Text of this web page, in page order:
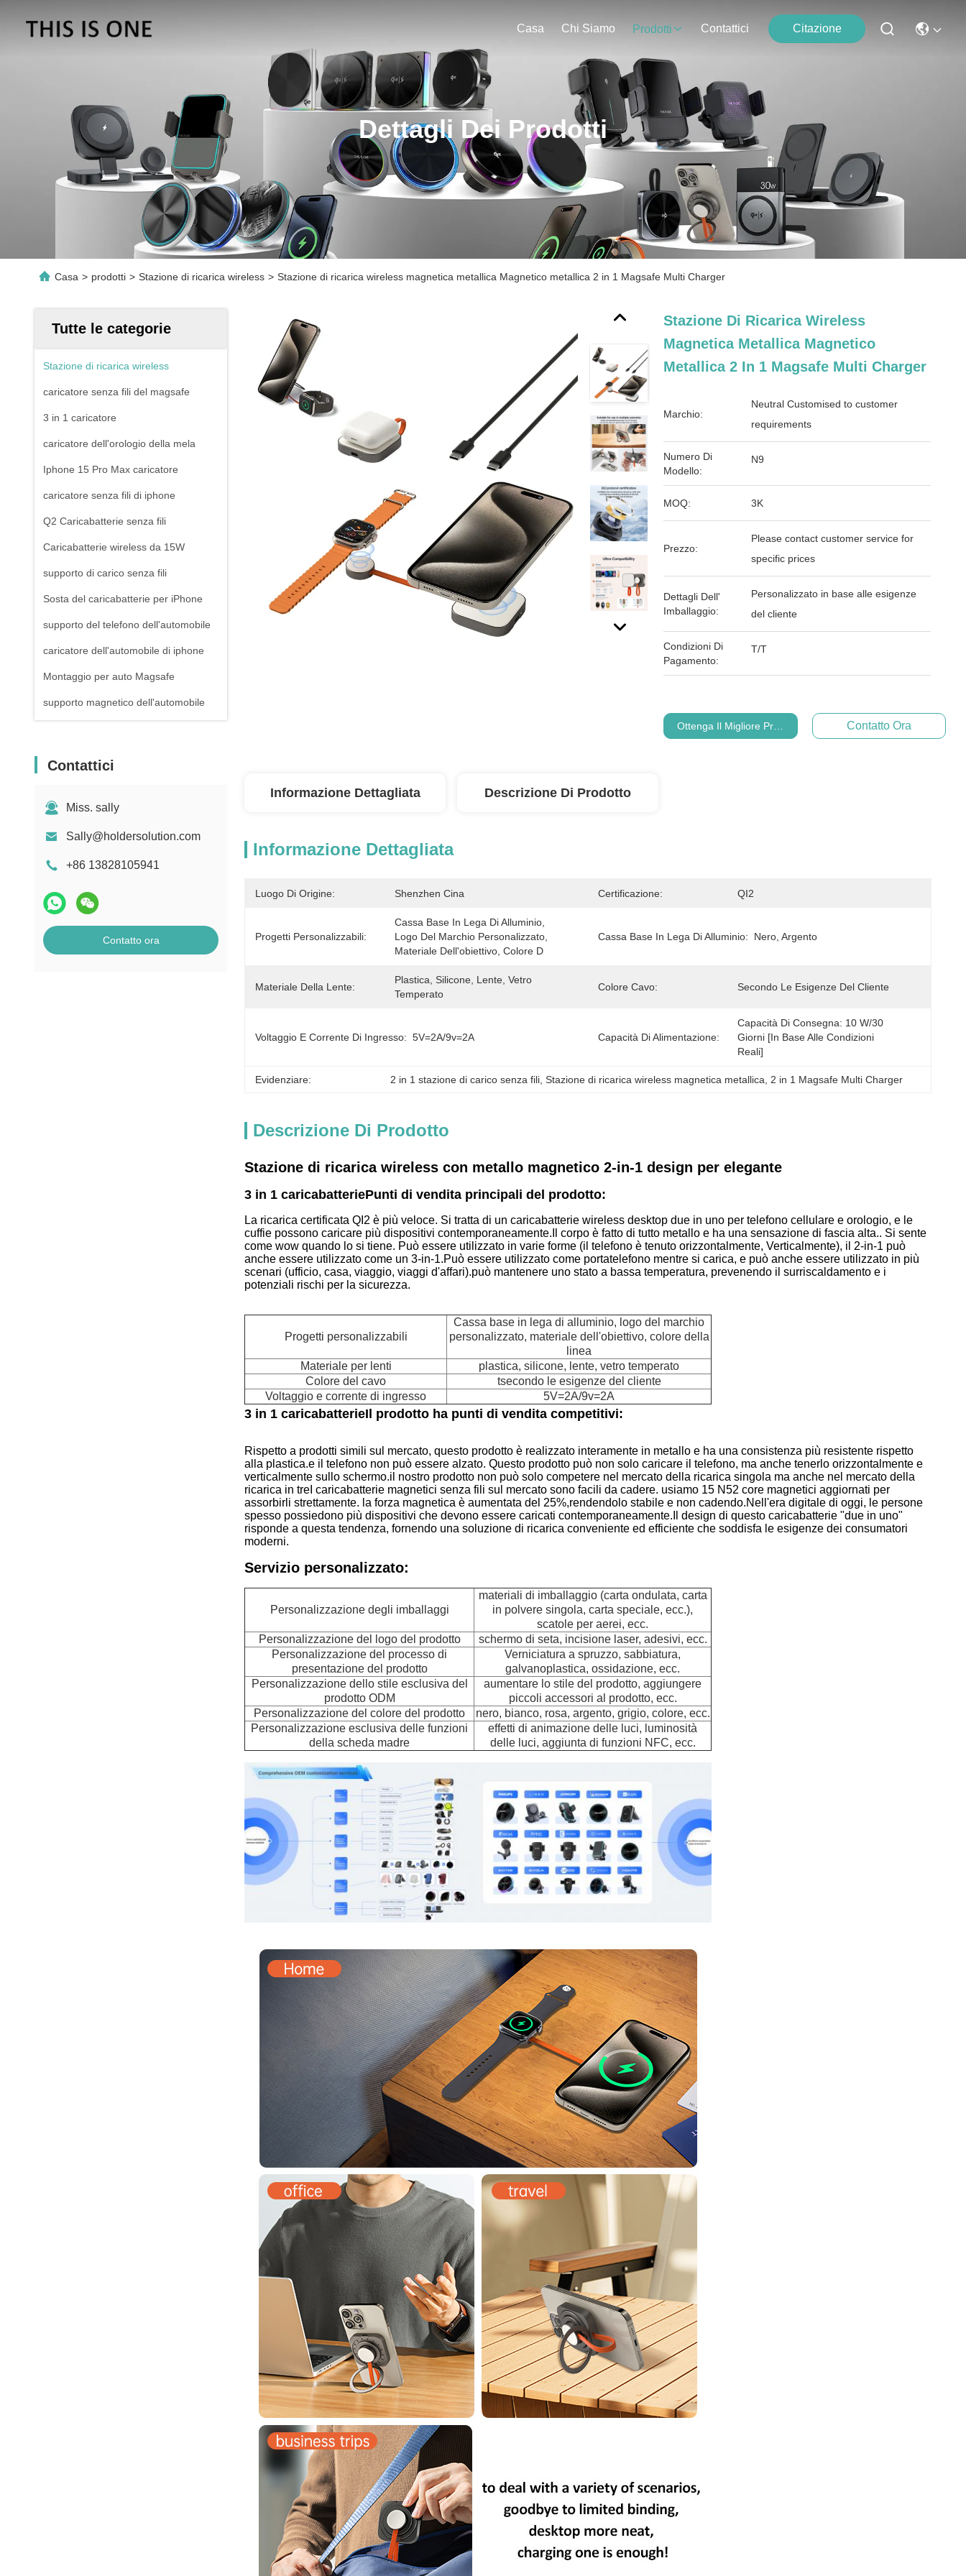
Casa Chi Siamo Prodotti Contattici Citazione
Dettagli Dei Prodotti
Casa > prodotti > Stazione di ricarica wireless > Stazione di ricarica wireless magnetica metallica Magnetico metallica 2 in 1 Magsafe Multi Charger
Tutte le categorie
Stazione di ricarica wireless
caricatore senza fili del magsafe
3 in 1 caricatore
caricatore dell'orologio della mela
Iphone 15 Pro Max caricatore
caricatore senza fili di iphone
Q2 Caricabatterie senza fili
Caricabatterie wireless da 15W
supporto di carico senza fili
Sosta del caricabatterie per iPhone
supporto del telefono dell'automobile
caricatore dell'automobile di iphone
Montaggio per auto Magsafe
supporto magnetico dell'automobile
Contattici
Miss. sally
Sally@holdersolution.com
+86 13828105941
Contatto ora
Stazione Di Ricarica Wireless
Magnetica Metallica Magnetico
Metallica 2 In 1 Magsafe Multi Charger
Marchio:
Neutral Customised to customer
requirements
Numero Di
Modello:
N9
MOQ: 3K
Prezzo:
Please contact customer service for
specific prices
Dettagli Dell'
Imballaggio:
Personalizzato in base alle esigenze
del cliente
Condizioni Di
Pagamento:
T/T
Ottenga Il Migliore Prezzo Contatto Ora
Informazione Dettagliata Descrizione Di Prodotto
Informazione Dettagliata
Luogo Di Origine: Shenzhen Cina Certificazione: QI2
Progetti Personalizzabili:
Cassa Base In Lega Di Alluminio,
Logo Del Marchio Personalizzato,
Materiale Dell'obiettivo, Colore D
Cassa Base In Lega Di Alluminio: Nero, Argento
Materiale Della Lente:
Plastica, Silicone, Lente, Vetro
Temperato
Colore Cavo: Secondo Le Esigenze Del Cliente
Voltaggio E Corrente Di Ingresso: 5V=2A/9v=2A Capacità Di Alimentazione:
Capacità Di Consegna: 10 W/30
Giorni [in Base Alle Condizioni
Reali]
Evidenziare: 2 in 1 stazione di carico senza fili , Stazione di ricarica wireless magnetica metallica 2 in 1 Magsafe Multi Charger
Descrizione Di Prodotto
Stazione di ricarica wireless con metallo magnetico 2-in-1 design per elegante
3 in 1 caricabatteriePunti di vendita principali del prodotto:
La ricarica certificata QI2 è più veloce. Si tratta di un caricabatterie wireless desktop due in uno per telefono cellulare e orologio, e le
cuffie possono caricare più dispositivi contemporaneamente.Il corpo è fatto di tutto metallo e ha una sensazione di fascia alta.. Si sente
come wow quando lo si tiene. Può essere utilizzato in varie forme (il telefono è tenuto orizzontalmente, Verticalmente), il 2-in-1 può
anche essere utilizzato come un 3-in-1.Può essere utilizzato come portatelefono mentre si carica, e può anche essere utilizzato in più
scenari (ufficio, casa, viaggio, viaggi d'affari).può mantenere uno stato a bassa temperatura, prevenendo il surriscaldamento e i
potenziali rischi per la sicurezza.
Progetti personalizzabili
Cassa base in lega di alluminio, logo del marchio
personalizzato, materiale dell'obiettivo, colore della
linea
Materiale per lenti
plastica, silicone, lente, vetro temperato
Colore del cavo
tsecondo le esigenze del cliente
Voltaggio e corrente di ingresso
5V=2A/9v=2A
3 in 1 caricabatterieIl prodotto ha punti di vendita competitivi:
Rispetto a prodotti simili sul mercato, questo prodotto è realizzato interamente in metallo e ha una consistenza più resistente rispetto
alla plastica.e il telefono non può essere alzato. Questo prodotto può non solo caricare il telefono, ma anche tenerlo orizzontalmente e
verticalmente sullo schermo.il nostro prodotto non può solo competere nel mercato della ricarica singola ma anche nel mercato della
ricarica in treI caricabatterie magnetici senza fili sul mercato sono facili da cadere. usiamo 15 N52 core magnetici aggiornati per
assorbirli strettamente. la forza magnetica è aumentata del 25%,rendendolo stabile e non cadendo.Nell'era digitale di oggi, le persone
spesso possiedono più dispositivi che devono essere caricati contemporaneamente. Il design di questo caricabatterie "due in uno"
risponde a questa tendenza, fornendo una soluzione di ricarica conveniente ed efficiente che soddisfa le esigenze dei consumatori
moderni.
Servizio personalizzato:
Personalizzazione degli imballaggi
materiali di imballaggio (carta ondulata, carta
in polvere singola, carta speciale, ecc.),
scatole per aerei, ecc.
Personalizzazione del logo del prodotto
schermo di seta, incisione laser, adesivi, ecc.
Personalizzazione del processo di
presentazione del prodotto
Verniciatura a spruzzo, sabbiatura,
galvanoplastica, ossidazione, ecc.
Personalizzazione dello stile esclusiva del
prodotto ODM
aumentare lo stile del prodotto, aggiungere
piccoli accessori al prodotto, ecc.
Personalizzazione del colore del prodotto
nero, bianco, rosa, argento, grigio, colore, ecc.
Personalizzazione esclusiva delle funzioni
della scheda madre
effetti di animazione delle luci, luminosità
delle luci, aggiunta di funzioni NFC, ecc.